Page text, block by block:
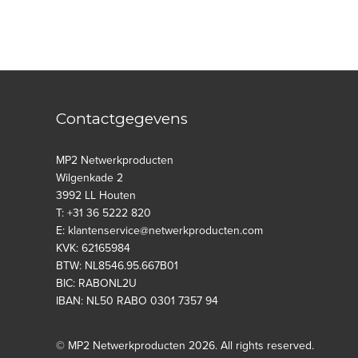
Contactgegevens
MP2 Netwerkproducten
Wilgenkade 2
3992 LL Houten
T: +31 36 5222 820
E: klantenservice@netwerkproducten.com
KVK: 62165984
BTW: NL8546.95.667B01
BIC: RABONL2U
IBAN: NL50 RABO 0301 7357 94
© MP2 Netwerkproducten 2026. All rights reserved.